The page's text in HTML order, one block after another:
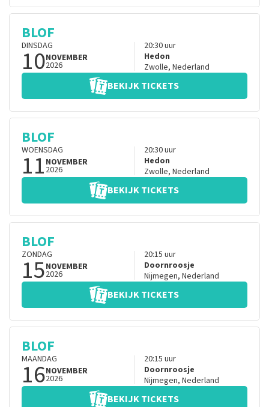
BLOF
DINSDAG
10NOVEMBER
2026
20:30uur
Hedon
Zwolle, Nederland
BEKIJK TICKETS
BLOF
WOENSDAG
11 NOVEMBER
2026
20:30uur
Hedon
Zwolle, Nederland
BEKIJK TICKETS
BLOF
ZONDAG
15NOVEMBER
2026
20:15 uur
Doornroosje
Nijmegen, Nederland
BEKIJK TICKETS
BLOF
MAANDAG
16NOVEMBER
2026
20:15 uur
Doornroosje
Nijmegen, Nederland
BEKIJK TICKETS